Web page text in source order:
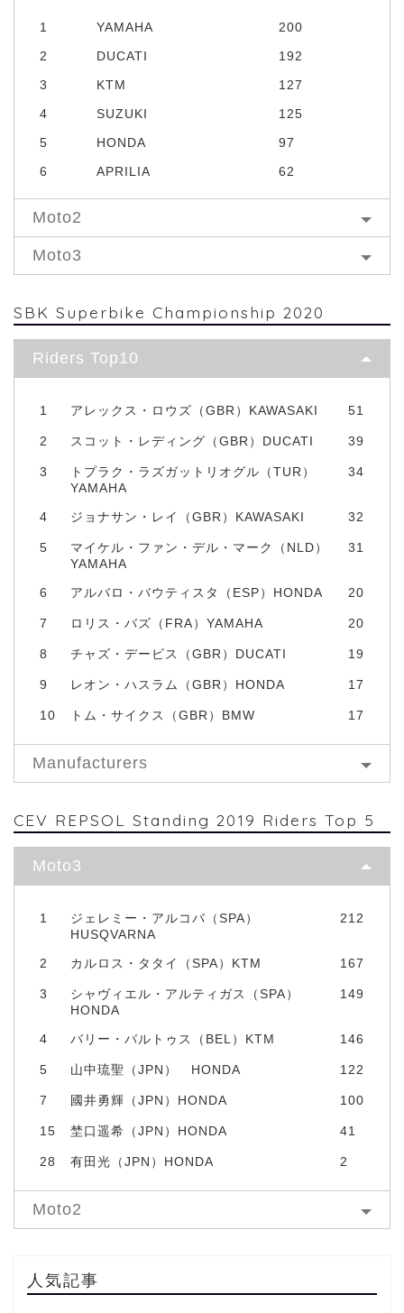
1 YAMAHA
200
2
DUCATI
192
3
KTM
127
4
SUZUKI
125
5
HONDA
97
6
APRILIA 62
Moto2
Moto3
SBK Superbike Championship 2020
Riders Top10
1 アレックス・ロウズ（GBR）KAWASAKI 51
2 スコット・レディング（GBR）DUCATI 39
3
トプラク・ラズガットリオグル（TUR）
YAMAHA
34
4 ジョナサン・レイ（GBR）KAWASAKI 32
5
マイケル・ファン・デル・マーク（NLD）
YAMAHA
31
6 アルバロ・バウティスタ（ESP）HONDA 20
7 ロリス・バズ（FRA）YAMAHA 20
8 チャズ・デービス（GBR）DUCATI 19
9 レオン・ハスラム（GBR）HONDA 17
10 トム・サイクス（GBR）BMW 17
Manufacturers
CEV REPSOL Standing 2019 Riders Top 5
Moto3
1
ジェレミー・アルコバ（SPA）
HUSQVARNA
212
2 カルロス・タタイ（SPA）KTM 167
3
シャヴィエル・アルティガス（SPA）
HONDA
149
4 バリー・バルトゥス（BEL）KTM 146
5 山中琉聖（JPN） HONDA 122
7 國井勇輝（JPN）HONDA 100
15 埜口遥希（JPN）HONDA 41
28 有田光（JPN）HONDA 2
Moto2
人気記事